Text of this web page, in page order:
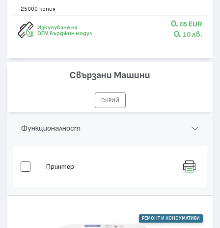
25000 копия
Изкупуване на
OEM върджин модул
0. 05 EUR
0. 10 лв.
Свързани Машини
СКРИЙ
Функционалност
Принтер
РЕМОНТ И КОНСУМАТИВИ